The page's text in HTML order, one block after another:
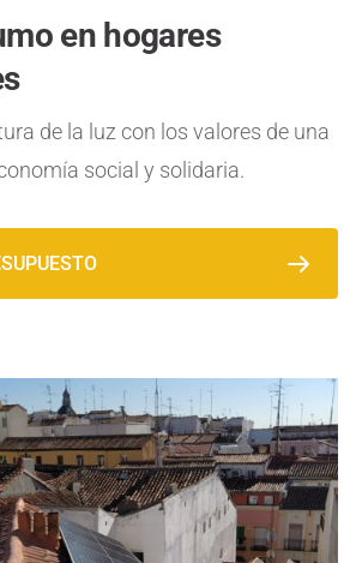
en hogares
de la luz con los valores de una
social y solidaria.